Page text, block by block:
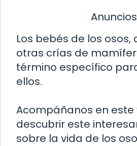
Anuncios
Los bebés de los osos,
otras crías de
término específico
ellos.
Acompáñanos en este
descubrir este
sobre la vida de los